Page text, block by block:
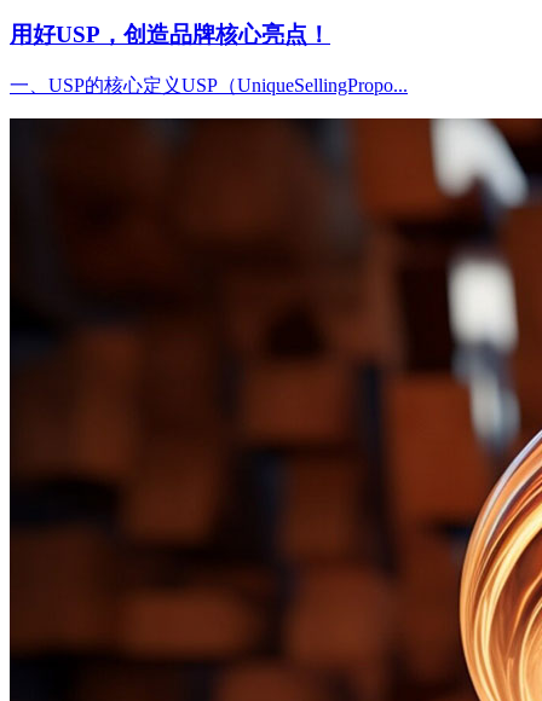
用好USP，创造品牌核心亮点！
一、USP的核心定义USP（UniqueSellingPropo...